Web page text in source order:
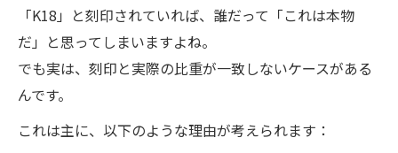
「K18」と刻印されていれば、誰だって「これは本物
だ」と思ってしまいますよね。
でも実は、刻印と実際の比重が一致しないケースがある
んです。
これは主に、以下のような理由が考えられます：